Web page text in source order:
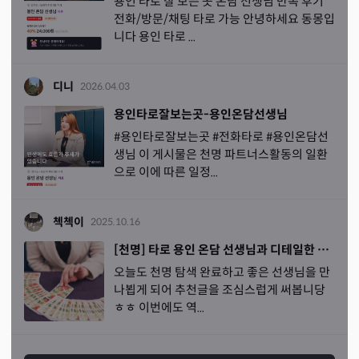
전화/방문/채팅 타로 가능 안녕하세요 동몽입
니다 용인 타로 ...
디니 2026.04.03
용인타로잘보는곳-용인온담선생님
#용인타로잘보는곳 #전화타로 #용인온담선
생님 이 게시물은 천명 파트너스활동의 일환
으로 이에 따른 일정...
첵첵이 2025.10.16
[천명] 타로 용인 온담 선생님과 디테일한 채팅 타로
오늘도 천명 탐색 완료하고 좋은 선생님을 만
나뵙게 되어 추천글을 조심스럽게 써봅니당
ㅎㅎ 이번에도 역...